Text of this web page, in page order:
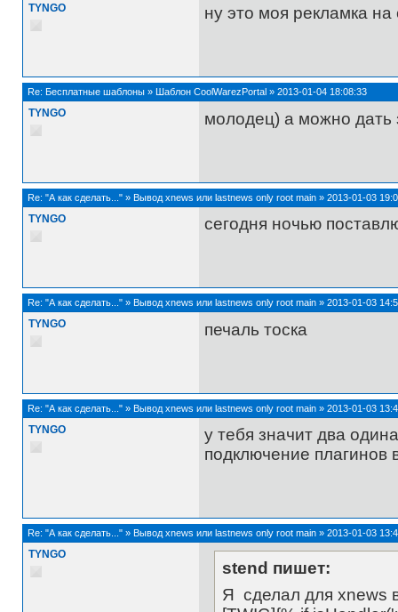
TYNGO ну это моя рекламка на
Re: Бесплатные шаблоны » Шаблон CoolWarezPortal » 2013-01-04 18:08:33
TYNGO молодец) а можно дать
Re: "А как сделать..." » Вывод xnews или lastnews only root main » 2013-01-03
TYNGO сегодня ночью
Re: "А как сделать..." » Вывод xnews или lastnews only root main » 2013-01-03
TYNGO печаль тоска
Re: "А как сделать..." » Вывод xnews или lastnews only root main » 2013-01-03
TYNGO
у тебя значит два
подключение плагинов
Re: "А как сделать..." » Вывод xnews или lastnews only root main » 2013-01-03
TYNGO
stend пишет:
Я сделал для xnews